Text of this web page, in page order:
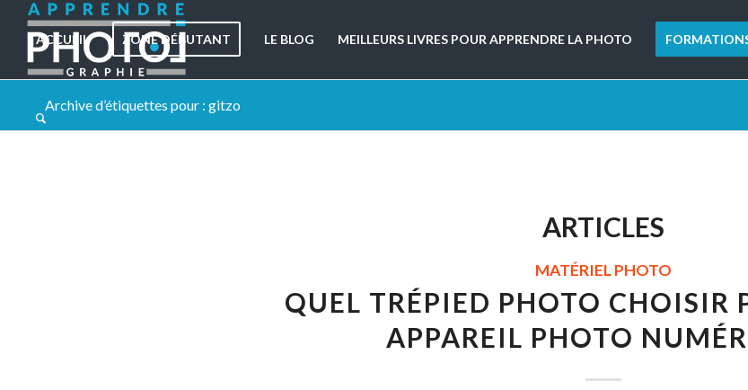
ACCUEIL ZONE DÉBUTANT LE BLOG MEILLEURS LIVRES POUR APPRENDRE LA PHOTO
Archive d’étiquettes pour : gitzo
ARTICLES
MATÉRIEL PHOTO
QUEL TRÉPIED PHOTO CHOISIR
APPAREIL PHOTO